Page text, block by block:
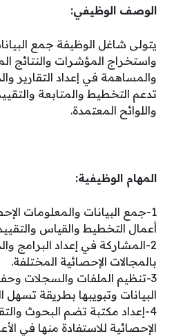
الوصف الوظيفي:
يتولى شاغل الوظيفة جمع
واستخراج المؤشرات والنتائج
والمساهمة في إعداد التقارير
تدعم التخطيط والمتابعة
واللوائح المعتمدة.
المهام الوظيفية:
1-جمع البيانات والمعلومات
أعمال التخطيط والقياس
2-المشاركة في إعداد البرامج
بالمجالات الإحصائية المختلفة.
3-تنظيم الملفات والسجلات
البيانات وتبويبها بطريقة تسهل
4-إعداد مكتبة تضم البحوث
الإحصائية للاستفادة منها في